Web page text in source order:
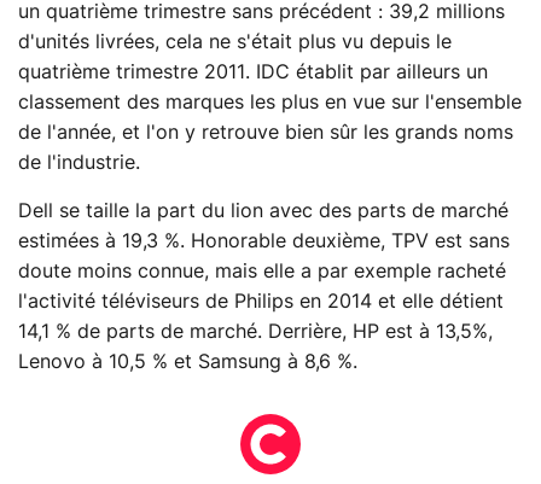
un quatrième trimestre sans précédent : 39,2 millions
d'unités livrées, cela ne s'était plus vu depuis le
quatrième trimestre 2011. IDC établit par ailleurs un
classement des marques les plus en vue sur l'ensemble
de l'année, et l'on y retrouve bien sûr les grands noms
de l'industrie.
Dell se taille la part du lion avec des parts de marché
estimées à 19,3 %. Honorable deuxième, TPV est sans
doute moins connue, mais elle a par exemple racheté
l'activité téléviseurs de Philips en 2014 et elle détient
14,1 % de parts de marché. Derrière, HP est à 13,5%,
Lenovo à 10,5 % et Samsung à 8,6 %.